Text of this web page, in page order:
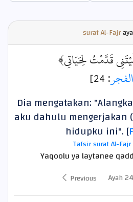
surat Al-Fajr
قَدَّمْتُ لِحَيَاتِي﴾
الفجر: 24]
Dia mengatakan:
aku dahulu mengerjakan
hidupku ini". [
Tafsir surat Al-
Yaqoolu ya laytanee
Previous Ayah 24